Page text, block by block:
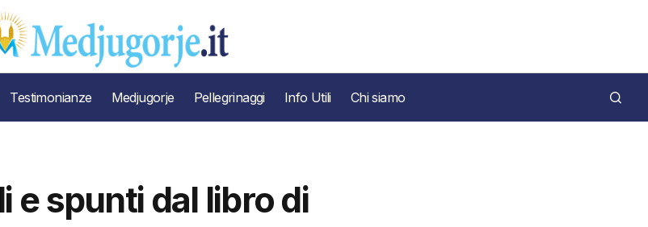
Testimonianze Medjugorje Pellegrinaggi Info Utili Chi siamo
e spunti dal libro di